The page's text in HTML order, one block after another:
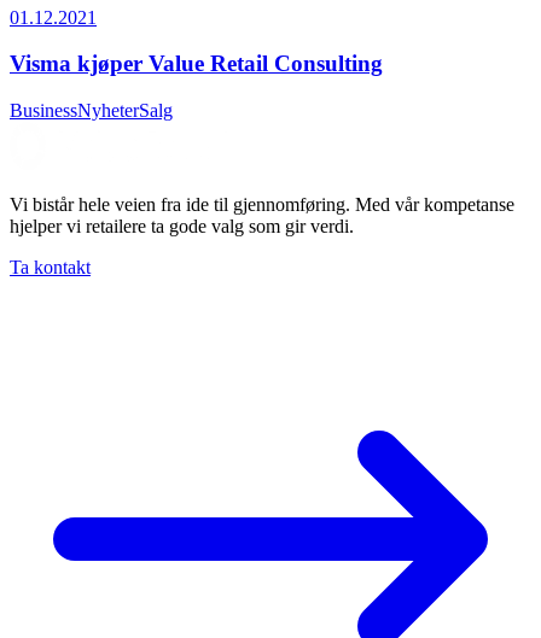
01.12.2021
Visma kjøper Value Retail Consulting
BusinessNyheterSalg
Vi bistår hele veien fra ide til gjennomføring. Med vår kompetanse
hjelper vi retailere ta gode valg som gir verdi.
Ta kontakt